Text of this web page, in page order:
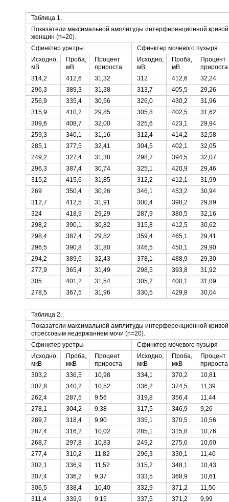
Таблица 1.
Показатели максимальной амплитуды интерференционной
женщин (n=20).
Сфинктер уретры
Сфинктер мочевого пузыря
Исходно,
мВ
Проба,
мВ
Процент
прироста
Исходно,
мВ
Проба,
мВ
Процент
прироста
314,2
412,6 31,32 312 412,6
32,24
296,3
389,3 31,38 313,7 405,5
29,26
256,9
335,4 30,56 326,0 430,2
31,96
315,9
410,2 29,85 305,8 402,5
31,62
309,6
408,7 32,00 325,6 423,1
29,94
259,3
340,1 31,16 312,4 414,2
32,58
285,1
377,5 32,41 304,5 402,1
32,05
249,2
327,4 31,38 298,7 394,5
32,07
296,3
387,4 30,74 325,1 420,9
29,46
315,2
415,6 31,85 312,2 412,1
31,99
269
350,4 30,26 346,1 453,2
30,94
312,7
412,5 31,91 300,4 390,2
29,89
324
418,9 29,29 287,9 380,5
32,16
298,2
390,1 30,82 315,8 412,5
30,62
298,4
387,4 29,82 359,4 465,1
29,41
296,5
390,8 31,80 346,5 450,1
29,90
294,2
389,6 32,43 378,1 488,9
29,30
277,9
365,4 31,49 298,5 393,8
31,92
305
401,2 31,54 305,2 400,1
31,09
278,5
367,5 31,96 330,5 429,8 30,04
Таблица 2.
Показатели максимальной амплитуды интерференционной
стрессовым недержанием мочи (n=20).
Сфинктер уретры
Сфинктер мочевого пузыря
Исходно,
мкВ
Проба,
мкВ
Процент
прироста
Исходно,
мкВ
Проба,
мкВ
Процент
прироста
303,2
336,5 10,98 334,1 370,2
10,81
307,8
340,2 10,52 336,2 374,5
11,39
262,4
287,5 9,56 319,8 356,4
11,44
278,1
304,2 9,38 317,5 346,9
9,26
289,7
318,4 9,90 335,1 370,5
10,56
287,4
316,2 10,02 285,1 315,8
10,76
268,7
297,8 10,83 249,2 275,6
10,60
277,4
310,2 11,82 296,3 330,1
11,40
302,1
336,9 11,52 315,2 348,1
10,43
307,4
336,2 9,37 333,5 368,9
10,61
306,5
338,4 10,40 332,9 371,2
11,50
311,4
339,9 9,15 337,5 371,2
9,99